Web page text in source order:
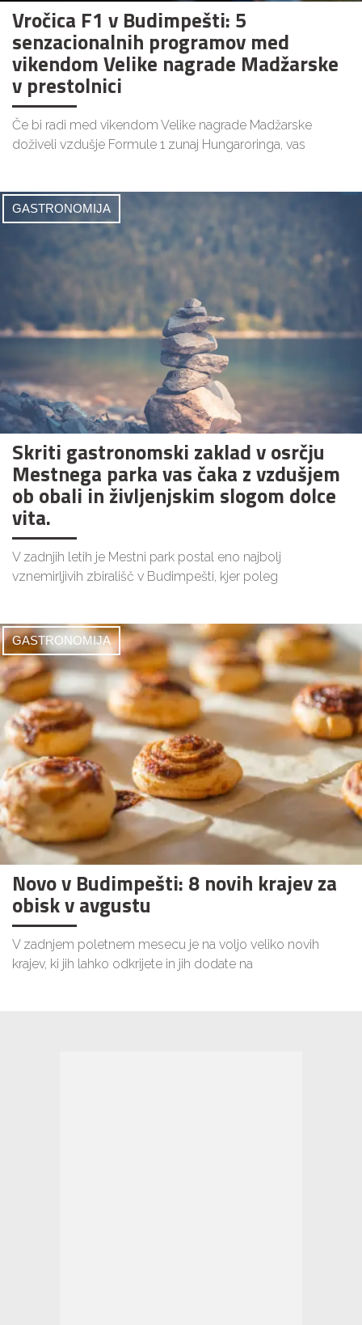
Vročica F1 v Budimpešti: 5
senzacionalnih programov med
vikendom Velike nagrade Madžarske
v prestolnici
Če bi radi med vikendom Velike nagrade Madžarske
doživeli vzdušje Formule 1 zunaj Hungaroringa, vas
GASTRONOMIJA
Skriti gastronomski zaklad v osrčju
Mestnega parka vas čaka z vzdušjem
ob obali in življenjskim slogom dolce
vita.
V zadnjih letih je Mestni park postal eno najbolj
vznemirljivih zbirališč v Budimpešti, kjer poleg
GASTRONOMIJA
Novo v Budimpešti: 8 novih krajev za
obisk v avgustu
V zadnjem poletnem mesecu je na voljo veliko novih
krajev, ki jih lahko odkrijete in jih dodate na